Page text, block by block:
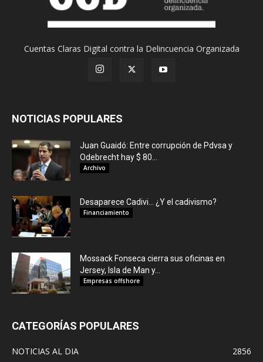
Cuentas Claras Digital contra la Delincuencia Organizada
NOTICIAS POPULARES
Juan Guaidó: Entre corrupción de Pdvsa y
Odebrecht hay $ 80...
Archivo
Desaparece Cadivi… ¿Y el cadivismo?
Financiamiento
Mossack Fonseca cierra sus oficinas en
Jersey, Isla de Man y...
Empresas offshore
CATEGORÍAS POPULARES
NOTICIAS AL DIA
2856